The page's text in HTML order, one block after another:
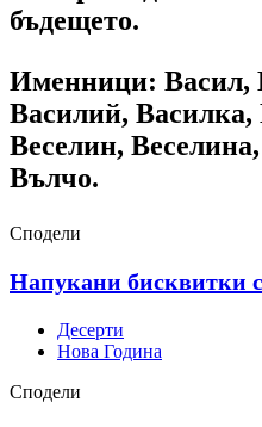
бъдещето.
Именници: Васил,
Василий, Василка,
Веселин,
Вълчо.
Сподели
Напукани бисквитки
Десерти
Нова Година
Сподели